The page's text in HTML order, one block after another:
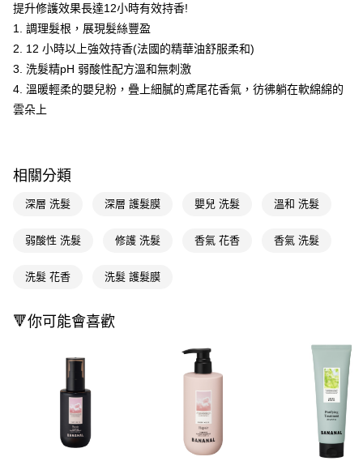
LINE Pay
Apple Pay
街口支付
悠遊付
相關說明
AFTEE先享後付是「在收到商品之後才付款」的支付方式。 讓您購物簡單
１．簡單：不需註冊會員、不需綁卡、不需儲值。
結帳頁面，進行簡訊認證並確認金額後，即可完成結帳。
３．收到繳費通知簡訊後14天內，點擊此簡訊中的連結，可透過四大超商／
ATM／網路銀行／等多元方式進行付款，方視為交易完成。
※ 請注意：結帳手續完成當下不需立刻繳費，但若您需要取消訂單，請聯絡
購買商品的店家。未經商家同意取消之訂單仍視為有效，需透過AFTEE先享
後付繳納相關費用。
※ 交易是否成功請以「AFTEE先享後付 」之結帳頁面顯示為準，若有關於
是否繳費成功／繳費後需取消欲退款等相關疑問，請聯繫「AFTEE先享後付
https://netprotections.freshdesk.com/support/home
即享券
運送方式
全家取貨付款
付款後全家取貨
萊爾富取貨付款
每筆NT$65，滿NT$490(含以上)免運費
付款後萊爾富取貨
每筆NT$65，滿NT$490(含以上)免運費
提升修護效果長達12小時有效持香!
1. 調理髮根，展現髮絲豐盈
2. 12 小時以上強效持香(法國的精華油舒服柔和)
3. 洗髮精pH 弱酸性配方溫和無刺激
4. 溫暖輕柔的嬰兒粉，疊上細膩的鳶尾花香氣，彷彿躺在軟綿綿的
雲朵上
相關分類
深層 洗髮 深層 護髮膜 嬰兒 洗髮 溫和 洗髮
弱酸性 洗髮 修護 洗髮 香氣 花香 香氣 洗髮
洗髮 花香 洗髮 護髮膜
🔻你可能會喜歡